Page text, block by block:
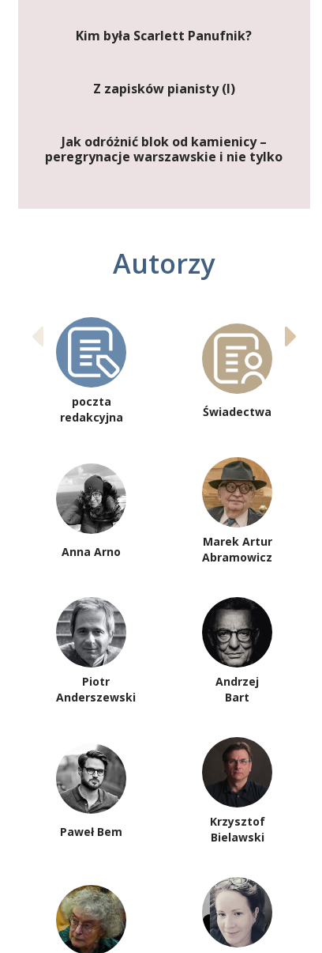
Kim była Scarlett Panufnik?
Z zapisków pianisty (I)
Jak odróżnić blok od kamienicy –
peregrynacje warszawskie i nie tylko
Autorzy
poczta
redakcyjna
Świadectwa
Anna Arno
Marek Artur
Abramowicz
Piotr
Anderszewski
Andrzej
Bart
Paweł Bem
Krzysztof
Bielawski